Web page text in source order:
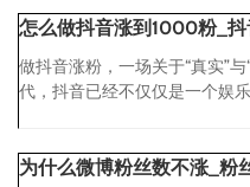
怎么做抖音涨到1000粉_
做抖音涨粉，一场关于“真实”
代，抖音已经不仅仅是一个娱
为什么微博粉丝数不涨_粉